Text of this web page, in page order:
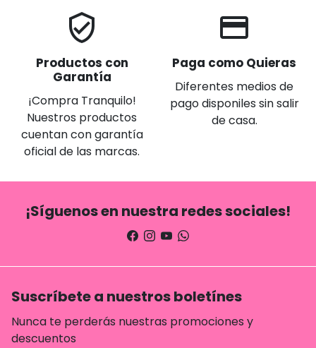
verified_user
Productos con
Garantía
¡Compra Tranquilo!
Nuestros productos
cuentan con garantía
oficial de las marcas.
credit_card
Paga como Quieras
Diferentes medios de
pago disponiles sin salir
de casa.
¡Síguenos en nuestra redes sociales!
Suscríbete a nuestros boletínes
Nunca te perderás nuestras promociones y
descuentos